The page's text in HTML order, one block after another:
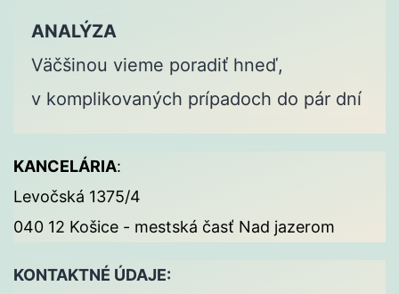
ANALÝZA
Väčšinou vieme poradiť hneď,
v komplikovaných prípadoch do pár dní
KANCELÁRIA:
Levočská 1375/4
040 12 Košice - mestská časť Nad jazerom
KONTAKTNÉ ÚDAJE: